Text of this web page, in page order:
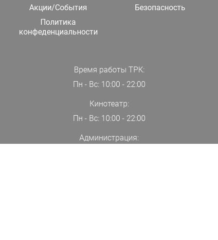
Акции/События
Безопасность
Политика
конфеденциальности
Время работы ТРК:
Пн - Вс: 10:00 - 22:00
Кинотеатр:
Пн - Вс: 10:00 - 22:00
Администрация: